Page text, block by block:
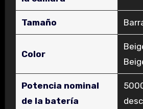
Tamaño
Color
Potencia nominal
de la batería